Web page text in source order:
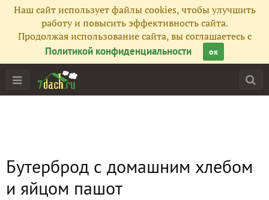
Наш сайт использует файлы cookies, чтобы улучшить
работу и повысить эффективность сайта.
Продолжая использование сайта, вы соглашаетесь с
Политикой конфиденциальности
ок
Бутерброд с домашним хлебом
и яйцом пашот